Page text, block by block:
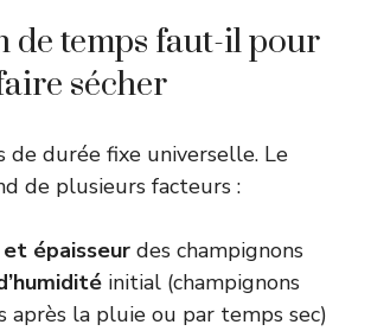
de temps faut-il pour
sécher
de durée fixe universelle. Le
de plusieurs facteurs :
épaisseur des champignons
initial (champignons
après la pluie ou par temps sec)